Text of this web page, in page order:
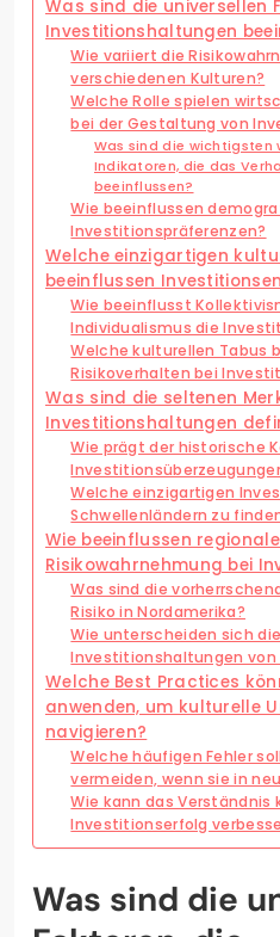
Was sind die universellen
Investitionshaltungen
Wie variiert die
verschiedenen Kulturen?
Welche Rolle spielen
bei der Gestaltung von
Was sind die
Indikatoren, die das
beeinflussen?
Wie beeinflussen
Investitionspräferenzen?
Welche einzigartigen
beeinflussen
Wie beeinflusst
Individualismus die
Welche kulturellen Tabus
Risikoverhalten bei
Was sind die seltenen
Investitionshaltungen
Wie prägt der historische
Welche einzigartigen
Schwellenländern zu
Wie beeinflussen
Risikowahrnehmung bei
Was sind die
Risiko in Nordamerika?
Wie unterscheiden sich
Investitionshaltungen von
Welche Best Practices
anwenden, um kulturelle
navigieren?
Welche häufigen Fehler
vermeiden, wenn sie in
Wie kann das Verständnis
Investitionserfolg
Was sind die